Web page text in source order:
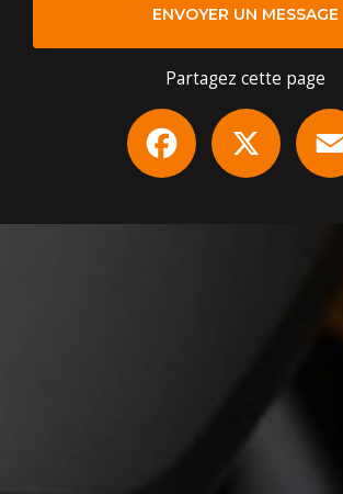
ENVOYER UN MESSAGE
Partagez cette page
Facebook